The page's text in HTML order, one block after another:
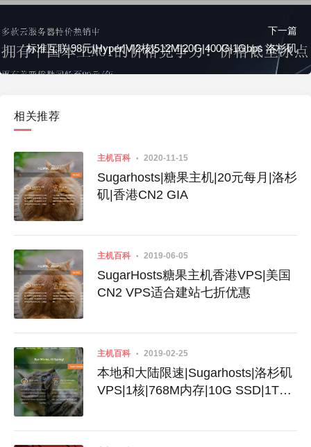
下一篇
标准互联 98元|Hyper|V|2核|512M|20G|400G|1Gbps 洛杉矶
相关推荐
主机百科 2020-11-15
Sugarhosts|糖果主机|20元每月|洛杉
矶|香港CN2 GIA
主机百科 2019-06-05
SugarHosts糖果主机香港VPS|美国
CN2 VPS适合建站七折优惠
主机百科 2019-02-25
本地和大陆限速|Sugarhosts|洛杉矶
VPS|1核|768M内存|10G SSD|1T单